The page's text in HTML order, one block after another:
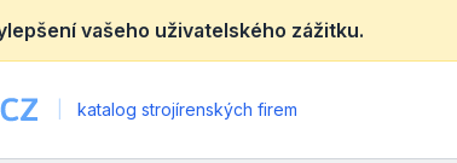
vašeho uživatelského zážitku.
katalog strojírenských firem